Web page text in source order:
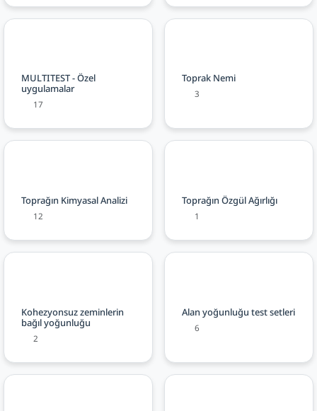
MULTITEST - Özel
uygulamalar
17
Toprak Nemi
3
Toprağın Kimyasal Analizi
12
Toprağın Özgül Ağırlığı
1
Kohezyonsuz zeminlerin
bağıl yoğunluğu
2
Alan yoğunluğu test setleri
6